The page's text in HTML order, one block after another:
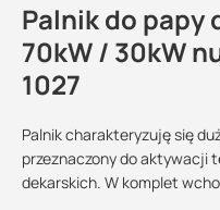
Palnik do papy
70kW / 30kW
1027
Palnik charakteryzuję się
przeznaczony do aktywacji
dekarskich. W komplet